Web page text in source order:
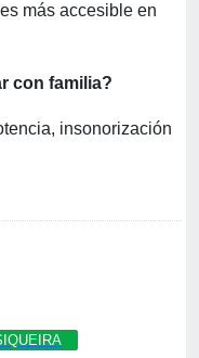
más accesible en
con familia?
insonorización